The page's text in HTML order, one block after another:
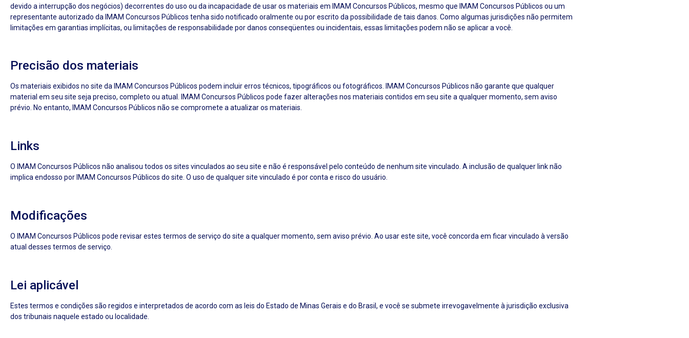
devido a interrupção dos negócios) decorrentes do uso ou da incapacidade de usar os materiais em IMAM Concursos Públicos, mesmo que IMAM Concursos Públicos ou um
representante autorizado da IMAM Concursos Públicos tenha sido notificado oralmente ou por escrito da possibilidade de tais danos. Como algumas jurisdições não permitem
limitações em garantias implícitas, ou limitações de responsabilidade por danos conseqüentes ou incidentais, essas limitações podem não se aplicar a você.
Precisão dos materiais
Os materiais exibidos no site da IMAM Concursos Públicos podem incluir erros técnicos, tipográficos ou fotográficos. IMAM Concursos Públicos não garante que qualquer
material em seu site seja preciso, completo ou atual. IMAM Concursos Públicos pode fazer alterações nos materiais contidos em seu site a qualquer momento, sem aviso
prévio. No entanto, IMAM Concursos Públicos não se compromete a atualizar os materiais.
Links
O IMAM Concursos Públicos não analisou todos os sites vinculados ao seu site e não é responsável pelo conteúdo de nenhum site vinculado. A inclusão de qualquer link não
implica endosso por IMAM Concursos Públicos do site. O uso de qualquer site vinculado é por conta e risco do usuário.
Modificações
O IMAM Concursos Públicos pode revisar estes termos de serviço do site a qualquer momento, sem aviso prévio. Ao usar este site, você concorda em ficar vinculado à versão
atual desses termos de serviço.
Lei aplicável
Estes termos e condições são regidos e interpretados de acordo com as leis do Estado de Minas Gerais e do Brasil, e você se submete irrevogavelmente à jurisdição exclusiva
dos tribunais naquele estado ou localidade.